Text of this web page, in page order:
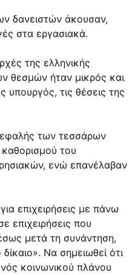
δανειστών άκουσαν,
στα εργασιακά.
της ελληνικής
θεσμών ήταν μικρός και
τις θέσεις της
των τεσσάρων
του
ενώ επανέλαβαν
επιχειρήσεις με πάνω
επιχειρήσεις που
μετά τη συνάντηση,
Να σημειωθεί ότι
κοινωνικού πλάνου